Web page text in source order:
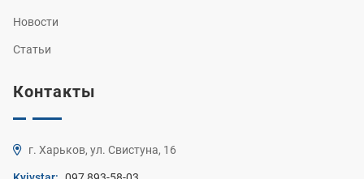
Новости
Статьи
Контакты
г. Харьков, ул. Свистуна, 16